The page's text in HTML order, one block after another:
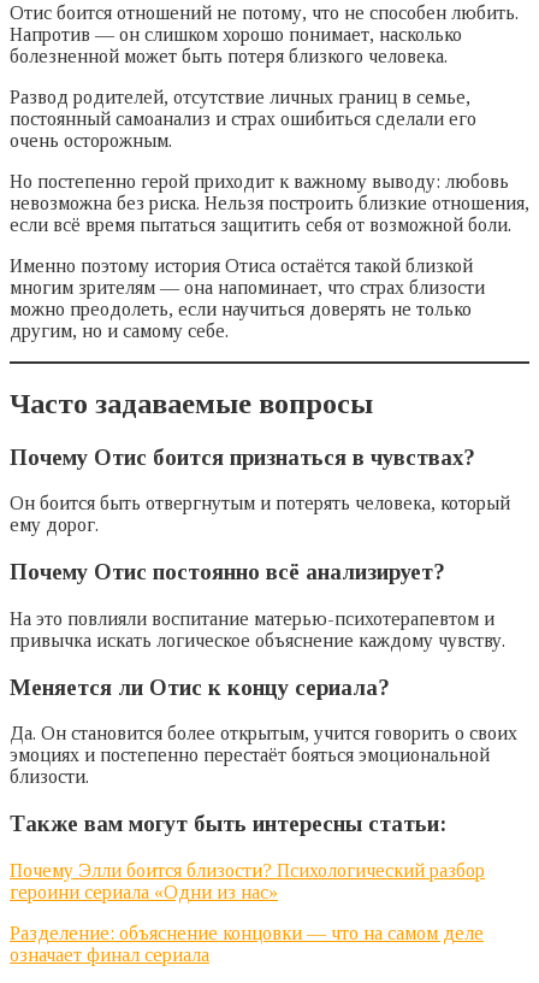
Отис боится отношений не потому, что не способен любить.
Напротив — он слишком хорошо понимает, насколько
болезненной может быть потеря близкого человека.
Развод родителей, отсутствие личных границ в семье,
постоянный самоанализ и страх ошибиться сделали его
очень осторожным.
Но постепенно герой приходит к важному выводу: любовь
невозможна без риска. Нельзя построить близкие отношения,
если всё время пытаться защитить себя от возможной боли.
Именно поэтому история Отиса остаётся такой близкой
многим зрителям — она напоминает, что страх близости
можно преодолеть, если научиться доверять не только
другим, но и самому себе.
Часто задаваемые вопросы
Почему Отис боится признаться в чувствах?
Он боится быть отвергнутым и потерять человека, который
ему дорог.
Почему Отис постоянно всё анализирует?
На это повлияли воспитание матерью-психотерапевтом и
привычка искать логическое объяснение каждому чувству.
Меняется ли Отис к концу сериала?
Да. Он становится более открытым, учится говорить о своих
эмоциях и постепенно перестаёт бояться эмоциональной
близости.
Также вам могут быть интересны статьи:
Почему Элли боится близости? Психологический разбор
героини сериала «Одни из нас»
Разделение: объяснение концовки — что на самом деле
означает финал сериала